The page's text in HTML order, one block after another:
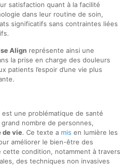
satisfaction quant à la facilité
dans leur routine de soin,
significatifs sans contraintes liées
Alignreprésente ainsi une
la prise en charge des douleurs
patients l’espoir d’une vie plus
est une problématique de santé
nombre de personnes,
de vie. Ce texte a mis en lumière les
améliorer le bien-être des
cette condition, notamment à travers
des techniques non invasives